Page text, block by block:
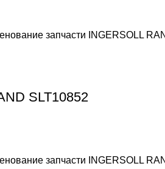
запчасти INGERSOLL
SLT10852
запчасти INGERSOLL